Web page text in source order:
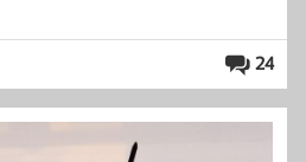
24